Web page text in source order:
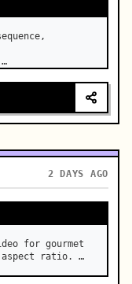
2 DAYS AGO
for gourmet
ratio. …